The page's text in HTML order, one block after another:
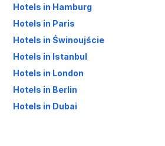
Hotels in Hamburg
Hotels in Paris
Hotels in Świnoujście
Hotels in Istanbul
Hotels in London
Hotels in Berlin
Hotels in Dubai